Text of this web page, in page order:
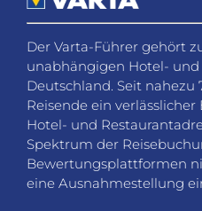
Der Varta-Führer gehört
unabhängigen Hotel-
Deutschland. Seit nahezu
Reisende ein
Hotel- und
Spektrum der
Bewertungsplattformen
eine Ausnahmestellung